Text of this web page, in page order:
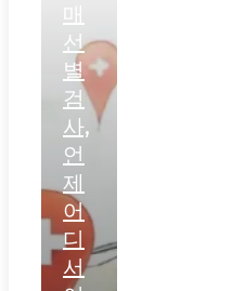
매
선
별
검
사,
언
제
어
디
서